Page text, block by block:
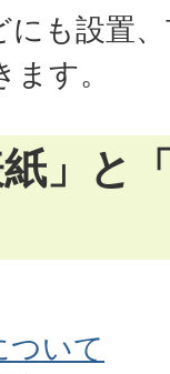
にも設置
す。
」と
ついて